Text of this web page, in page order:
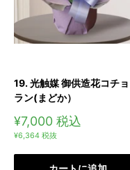
19. 光触媒 御供造花コチ
ラン(まどか）
販
売
格
¥7,000 税込
¥6,364 税抜